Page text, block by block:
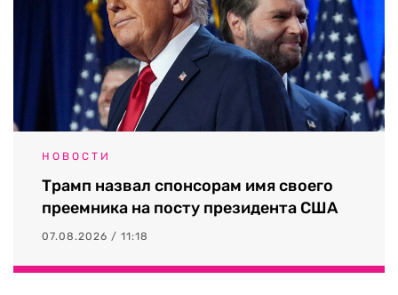
НОВОСТИ
Трамп назвал спонсорам имя своего
преемника на посту президента США
07.08.2026 / 11:18